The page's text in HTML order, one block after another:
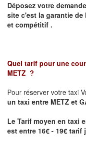
Déposez votre
site c'est la garantie de
et compétitif .
Quel tarif pour une
METZ ?
Pour réserver votre taxi
un taxi entre METZ et
Le Tarif moyen en taxi
est entre 16€ - 19€ tarif